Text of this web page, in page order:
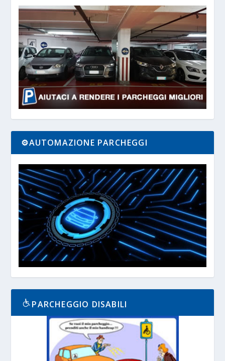
⚙️AUTOMAZIONE PARCHEGGI
PARCHEGGIO DISABILI